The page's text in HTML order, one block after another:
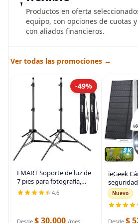
Productos en oferta
equipo, con opciones de cuotas
con aliados financieros.
Ver todas las promociones →
-49%
EMART Soporte de luz de
7 pies para fotografía,
soporte de trípode
portátil para fotos y
4.6
Desde $ 30.000 /mes
ieGeek
para
Nuevo
Desde $